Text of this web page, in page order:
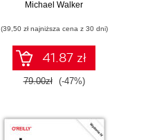
Receptury.
techniki i narzędzia
Pythona do
wykrywania i
eliminacji
zanieczyszczeń
danych
Michael Walker
(39,50 zł najniższa cena z 30 dni)
41.87 zł
79.00zł (-47%)